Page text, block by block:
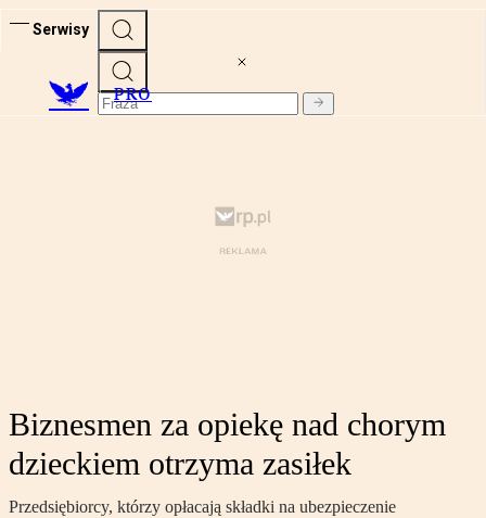
Serwisy
PRO
Biznesmen za opiekę nad chorym
dzieckiem otrzyma zasiłek
Przedsiębiorcy, którzy opłacają składki na ubezpieczenie